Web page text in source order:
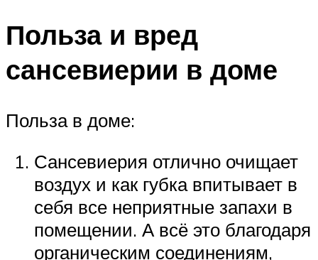
Польза и вред
сансевиерии в доме
Польза в доме:
Сансевиерия отлично очищает
воздух и как губка впитывает в
себя все неприятные запахи в
помещении. А всё это благодаря
органическим соединениям,